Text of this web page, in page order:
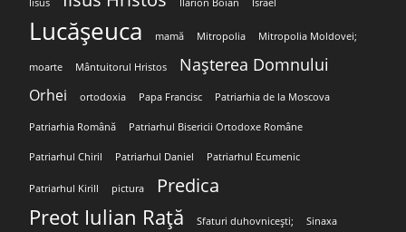
Lucășeuca mamă Mitropolia Mitropolia Moldovei;
moarte Mântuitorul Hristos Nașterea Domnului
Orhei ortodoxia Papa Francisc Patriarhia de la Moscova
Patriarhia Română Patriarhul Bisericii Ortodoxe Române
Patriarhul Chiril Patriarhul Daniel Patriarhul Ecumenic
Patriarhul Kirill pictura Predica
Preot Iulian Rață Sfaturi duhovnicești; Sinaxa